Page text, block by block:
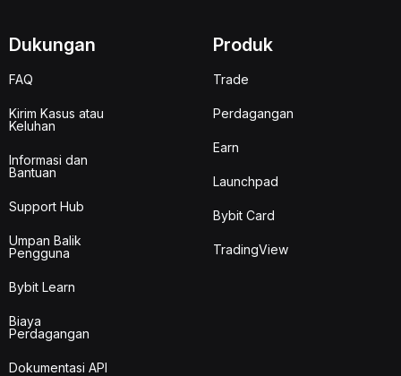
Dukungan
FAQ
Kirim Kasus atau
Keluhan
Informasi dan
Bantuan
Support Hub
Umpan Balik
Pengguna
Bybit Learn
Biaya
Perdagangan
Dokumentasi API
Produk
Trade
Perdagangan
Earn
Launchpad
Bybit Card
TradingView